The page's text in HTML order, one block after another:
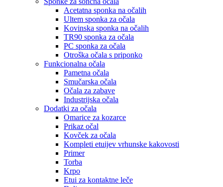
Acetatna sponka na očalih
Ultem sponka za očala
Kovinska sponka na očalih
TR90 sponka za očala
PC sponka za očala
Otroška očala s priponko
Funkcionalna očala
Pametna očala
Smučarska očala
Očala za zabave
Industrijska očala
Dodatki za očala
Omarice za kozarce
Prikaz očal
Kovček za očala
Kompleti etuijev vrhunske kakovosti
Primer
Torba
Krpo
Etui za kontaktne leče